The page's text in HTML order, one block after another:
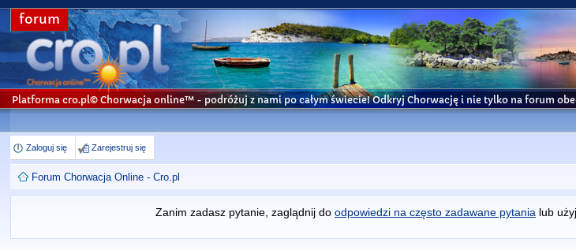
forum
Platforma cro.pl© Chorwacja online™ - podróżuj z nami po całym świecie! Odkryj Chorwację i nie tylko na forum
Zaloguj się Zarejestruj się
Forum Chorwacja Online - Cro.pl
Zanim zadasz pytanie, zaglądnij do odpowiedzi na często zadawane pytania lub użyj